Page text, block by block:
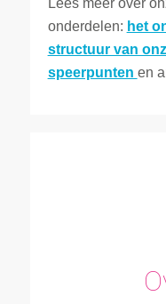
Lees meer over
onderdelen: het
structuur van
speerpunten en